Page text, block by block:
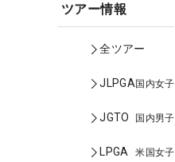
ツアー情報
全ツアー
JLPGA国内女子
JGTO 国内男子
LPGA 米国女子